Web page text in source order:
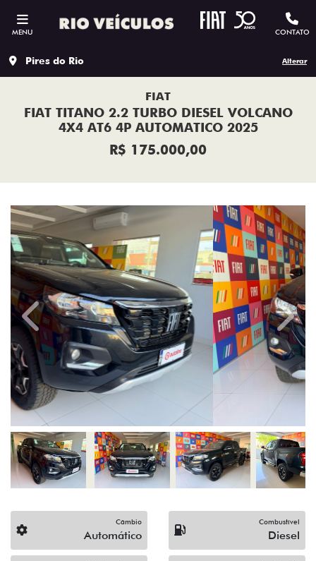
MENU CONTATO
Pires do Rio Alterar
FIAT
FIAT TITANO 2.2 TURBO DIESEL VOLCANO
4X4 AT6 4P AUTOMATICO 2025
R$ 175.000,00
Previous Next
Câmbio
Automático
Combustível
Diesel